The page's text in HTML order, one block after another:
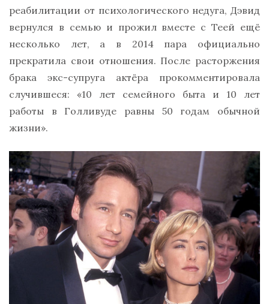
реабилитации от психологического недуга, Дэвид
вернулся в семью и прожил вместе с Теей ещё
несколько лет, а в 2014 пара официально
прекратила свои отношения. После расторжения
брака экс-супруга актёра прокомментировала
случившеся: «10 лет семейного быта и 10 лет
работы в Голливуде равны 50 годам обычной
жизни».